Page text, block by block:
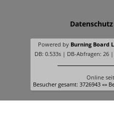
Datenschutz
Powered by Burning Board
DB: 0.533s | DB-Abfragen: 26
Online
Besucher gesamt: 3726943 «»